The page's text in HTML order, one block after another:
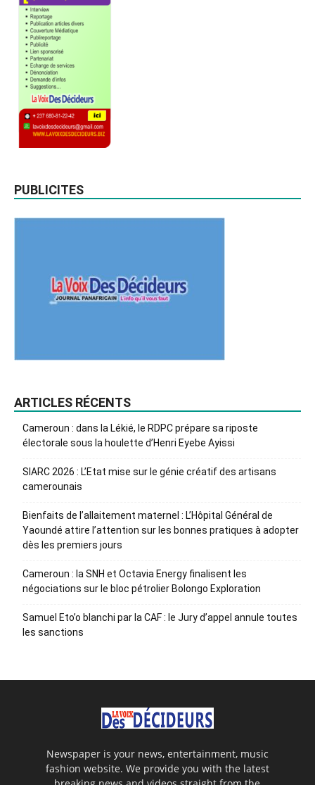
PUBLICITES
ARTICLES RÉCENTS
Cameroun : dans la Lékié, le RDPC prépare sa riposte
électorale sous la houlette d’Henri Eyebe Ayissi
SIARC 2026 : L’Etat mise sur le génie créatif des artisans
camerounais
Bienfaits de l’allaitement maternel : L’Hôpital Général de
Yaoundé attire l’attention sur les bonnes pratiques à adopter
dès les premiers jours
Cameroun : la SNH et Octavia Energy finalisent les
négociations sur le bloc pétrolier Bolongo Exploration
Samuel Eto’o blanchi par la CAF : le Jury d’appel annule toutes
les sanctions
Newspaper is your news, entertainment, music
fashion website. We provide you with the latest